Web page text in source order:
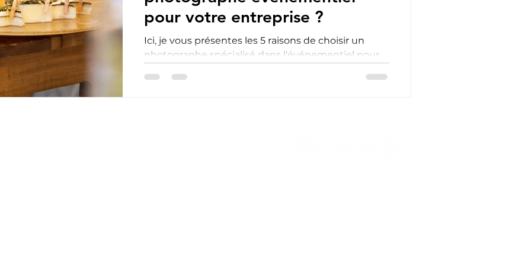
pour votre entreprise ?
Ici, je vous présentes les 5 raisons de choisir un
photographe spécialisé dans l'événementiel pour